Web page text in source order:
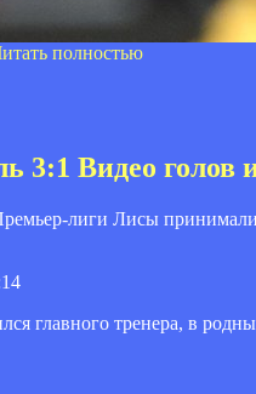
полностью
3:1 Видео голов
лиги Лисы
главного тренера, в